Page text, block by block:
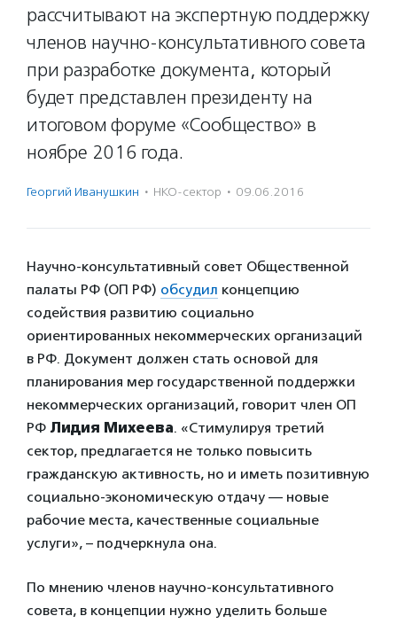
рассчитывают на экспертную поддержку
членов научно-консультативного совета
при разработке документа, который
будет представлен президенту на
итоговом форуме «Сообщество» в
ноябре 2016 года.
Георгий Иванушкин · НКО-сектор · 09.06.2016
Научно-консультативный совет Общественной
палаты РФ (ОП РФ) обсудил концепцию
содействия развитию социально
ориентированных некоммерческих организаций
в РФ. Документ должен стать основой для
планирования мер государственной поддержки
некоммерческих организаций, говорит член ОП
РФ Лидия Михеева. «Стимулируя третий
сектор, предлагается не только повысить
гражданскую активность, но и иметь позитивную
социально-экономическую отдачу — новые
рабочие места, качественные социальные
услуги», – подчеркнула она.
По мнению членов научно-консультативного
совета, в концепции нужно уделить больше